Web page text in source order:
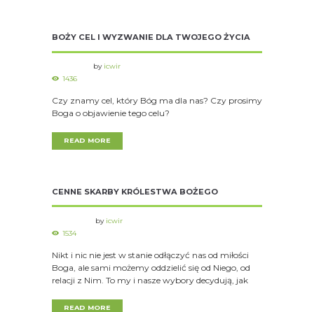
BOŻY CEL I WYZWANIE DLA TWOJEGO ŻYCIA
by icwir
1436
Czy znamy cel, który Bóg ma dla nas? Czy prosimy
Boga o objawienie tego celu?
READ MORE
CENNE SKARBY KRÓLESTWA BOŻEGO
by icwir
1534
Nikt i nic nie jest w stanie odłączyć nas od miłości
Boga, ale sami możemy oddzielić się od Niego, od
relacji z Nim. To my i nasze wybory decydują, jak
READ MORE